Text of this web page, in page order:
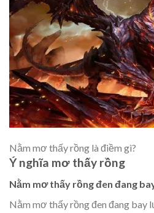
Nằm mơ thấy rồng là điềm gì?
Ý nghĩa mơ thấy rồng
Nằm mơ thấy rồng đen đang
Nằm mơ thấy rồng đen đang bay